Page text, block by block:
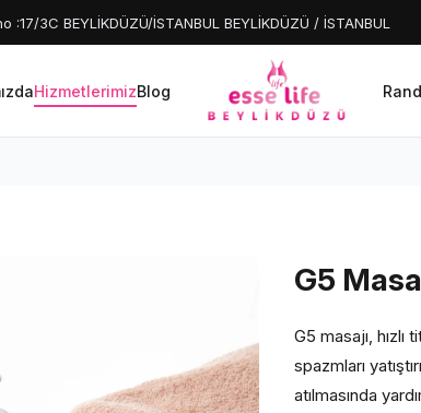
3C BEYLİKDÜZÜ/İSTANBUL BEYLİKDÜZÜ / İSTANBUL
HizmetlerimizBlog
G5
G5 masajı,
spazmları
atılmasında